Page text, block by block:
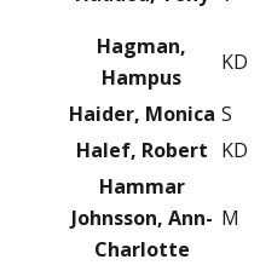
Hagman,
Hampus
KD
Haider, Monica S
Halef, Robert KD
Hammar
Johnsson, Ann-
Charlotte
M